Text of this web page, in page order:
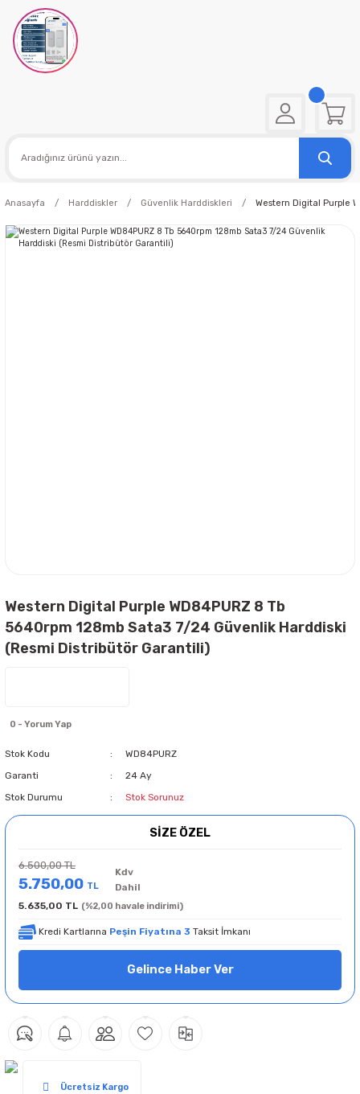
Anasayfa Harddiskler Güvenlik Harddiskleri Western Digital Purple
Western Digital Purple WD84PURZ 8 Tb
5640rpm 128mb Sata3 7/24 Güvenlik Harddiski
(Resmi Distribütör Garantili)
0 - Yorum Yap
Stok Kodu
WD84PURZ
Garanti
24 Ay
Stok Durumu
Stok Sorunuz
SİZE ÖZEL
6.500,00 TL
5.750,00 TL
Kdv
Dahil
5.635,00 TL (%2,00 havale indirimi)
Kredi Kartlarına Peşin Fiyatına 3 Taksit İmkanı
Gelince Haber Ver
Ücretsiz Kargo